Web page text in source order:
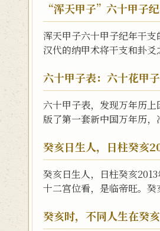
“浑天甲子”六十甲子
浑天甲子六十甲子纪年干支
汉代的纳甲术将干支和卦
六十甲子表：六十花甲
六十甲子表，发现万年历
版了第一套新中国万年历
癸亥日生人，日柱癸亥
癸亥日生人，日柱癸亥
十二宫位看，是临帝旺。
癸亥时，不同人生在癸